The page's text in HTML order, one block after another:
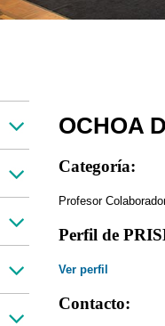
OCHOA
Categoría:
Profesor
Perfil de
Ver perfil
Contacto: